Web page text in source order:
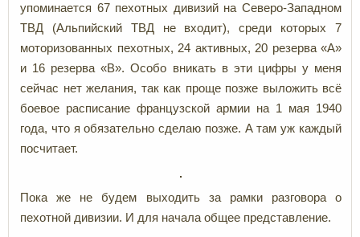
упоминается 67 пехотных дивизий на Северо-Западном
ТВД (Альпийский ТВД не входит), среди которых 7
моторизованных пехотных, 24 активных, 20 резерва «А»
и 16 резерва «В». Особо вникать в эти цифры у меня
сейчас нет желания, так как проще позже выложить всё
боевое расписание французской армии на 1 мая 1940
года, что я обязательно сделаю позже. А там уж каждый
посчитает.
Пока же не будем выходить за рамки разговора о
пехотной дивизии. И для начала общее представление.